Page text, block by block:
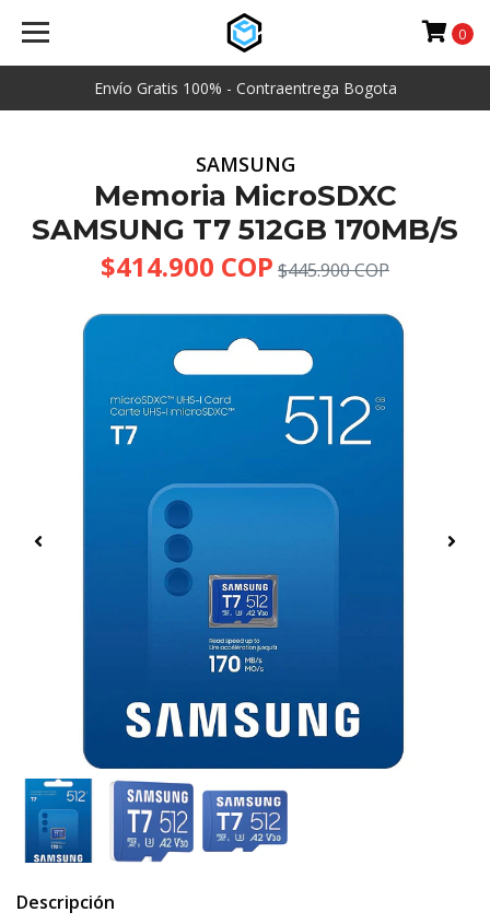
Envío Gratis 100% - Contraentrega Bogota
0
SAMSUNG
Memoria MicroSDXC
SAMSUNG T7 512GB 170MB/S
$414.900 COP $445.900 COP
Descripción